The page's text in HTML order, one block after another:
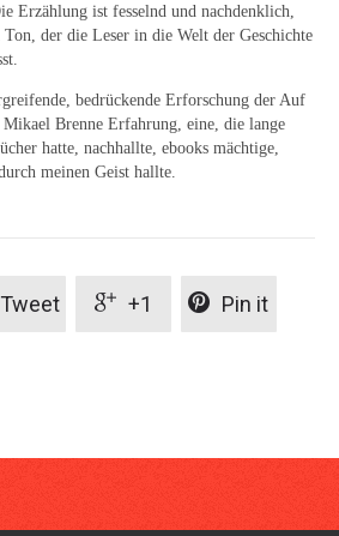
Erzählung ist fesselnd und nachdenklich,
der die Leser in die Welt der Geschichte
bedrückende Erforschung der Auf
Brenne Erfahrung, eine, die lange
hatte, nachhallte, ebooks mächtige,
meinen Geist hallte.
Tweet  +1  Pin it